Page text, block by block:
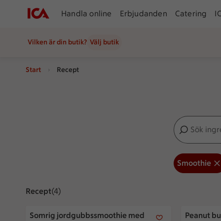
Handla online Erbjudanden Catering
Vilken är din butik? Välj butik
Start Recept
Sök
Inga förslag
Smoothie
ReceptVisar 4 stycken
(4)
Somrig jordgubbssmoothie med
Somrig jordgubbssmoothie med nötsmör
Peanut
Peanut